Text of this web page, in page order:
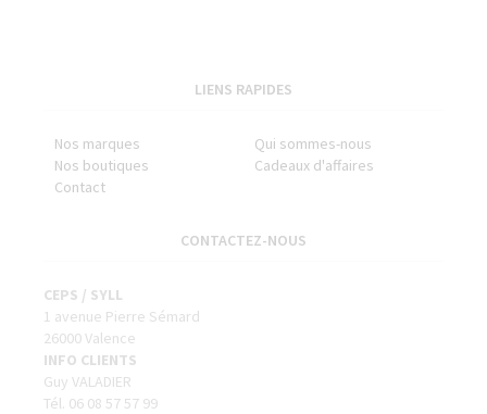
LIENS RAPIDES
Nos marques
Qui sommes-nous
Nos boutiques
Cadeaux d'affaires
Contact
CONTACTEZ-NOUS
CEPS / SYLL
1 avenue Pierre Sémard
26000 Valence
INFO CLIENTS
Guy VALADIER
Tél. 06 08 57 57 99